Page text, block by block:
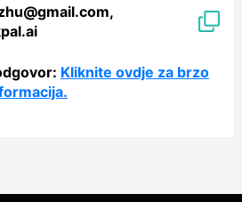
Kliknite ovdje za brzo